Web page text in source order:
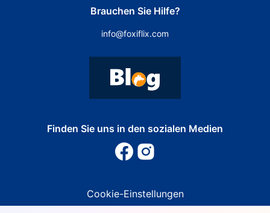
Brauchen Sie Hilfe?
info@foxiflix.com
Finden Sie uns in den sozialen Medien
Cookie-Einstellungen